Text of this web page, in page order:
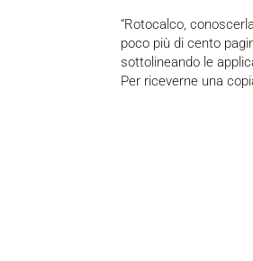
“Rotocalco,
poco più di cento
sottolineando le
Per riceverne una